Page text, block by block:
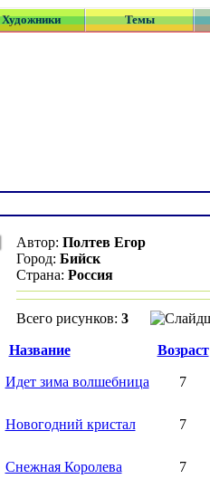
Художники Темы
Автор: Полтев Егор
Город: Бийск
Страна: Россия
Всего рисунков: 3
Название Возраст
Идет зима волшебница 7
Новогодний кристал 7
Снежная Королева 7